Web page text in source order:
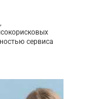
сервиса